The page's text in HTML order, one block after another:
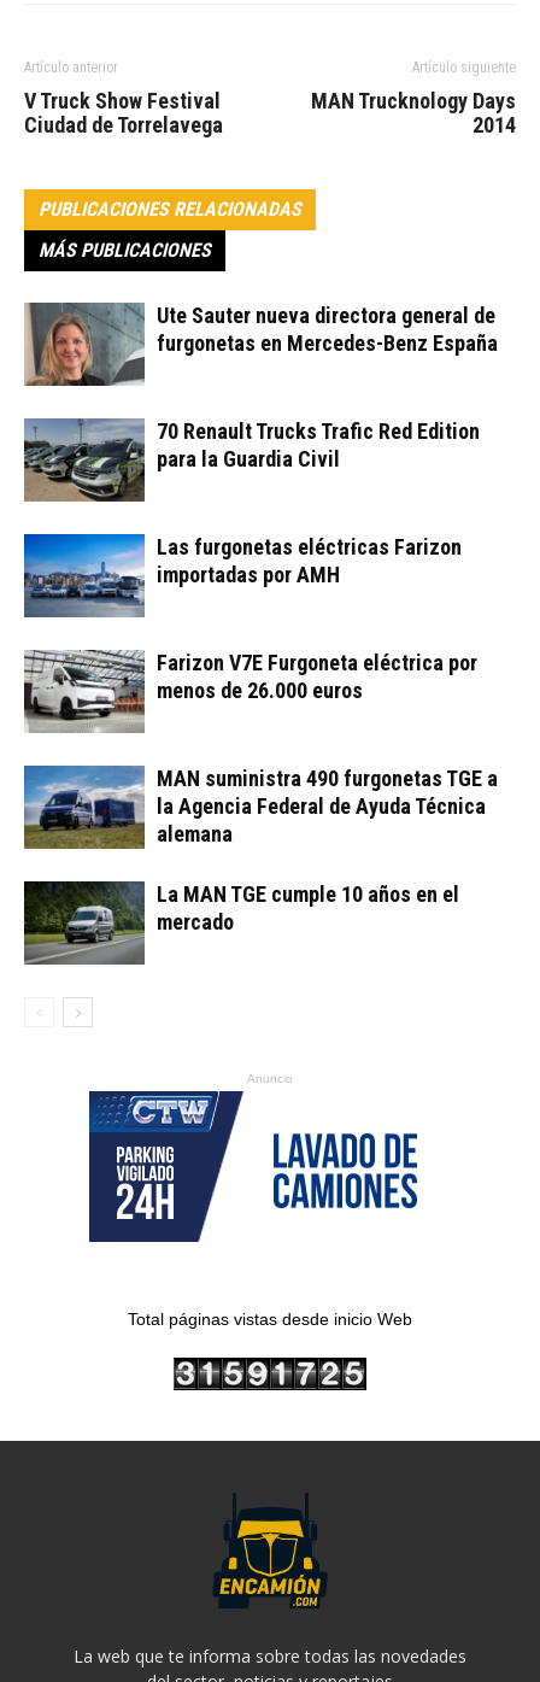
Artículo anterior
V Truck Show Festival
Ciudad de Torrelavega
Artículo siguiente
MAN Trucknology Days
2014
PUBLICACIONES RELACIONADAS
MÁS PUBLICACIONES
Ute Sauter nueva directora general de
furgonetas en Mercedes-Benz España
70 Renault Trucks Trafic Red Edition
para la Guardia Civil
Las furgonetas eléctricas Farizon
importadas por AMH
Farizon V7E Furgoneta eléctrica por
menos de 26.000 euros
MAN suministra 490 furgonetas TGE a
la Agencia Federal de Ayuda Técnica
alemana
La MAN TGE cumple 10 años en el
mercado
Anuncio
Total páginas vistas desde inicio Web
La web que te informa sobre todas las novedades